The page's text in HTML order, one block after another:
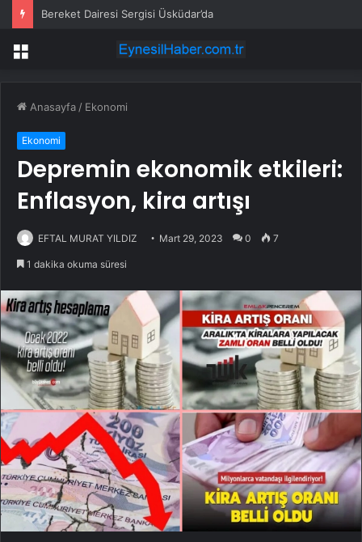
Bereket Dairesi Sergisi Üsküdar’da
Menü
Anasayfa / Ekonomi
Ekonomi
Depremin ekonomik etkileri:
Enflasyon, kira artışı
EFTAL MURAT YILDIZ Mart 29, 2023 0 7
1 dakika okuma süresi